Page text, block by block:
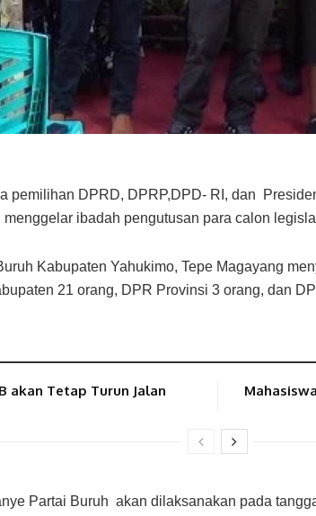
pemilihan DPRD, DPRP,DPD- RI, dan
ibadah pengutusan para calon
Kabupaten Yahukimo, Tepe Magayang
21 orang, DPR Provinsi 3 orang, dan
akan Tetap Turun Jalan
Partai Buruh akan dilaksanakan pada